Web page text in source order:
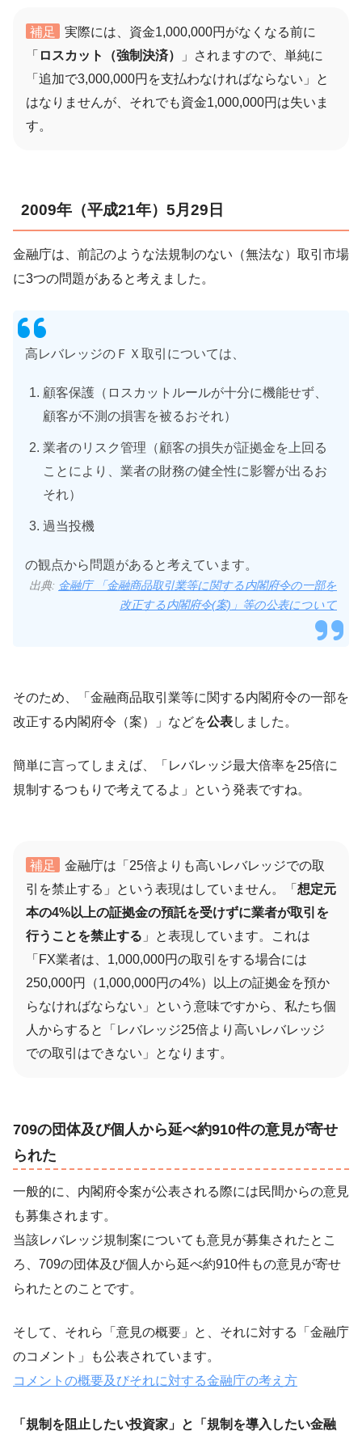
補足
実際には、資金1,000,000円がなくなる前に
「 ロスカット（強制決済）
」されますので、単純に
「追加で3,000,000円を支払わなければならない」と
はなりませんが、それでも資金1,000,000円は失いま
す。
2009年（平成21年）5月29日
金融庁は、前記のような法規制のない（無法な）取引市場
に3つの問題があると考えました。
高レバレッジのＦＸ取引については、
顧客保護（ロスカットルールが十分に機能せず、
顧客が不測の損害を被るおそれ）
業者のリスク管理（顧客の損失が証拠金を上回る
ことにより、業者の財務の健全性に影響が出るお
それ）
過当投機
の観点から問題があると考えています。
出典: 金融庁 「金融商品取引業等に関する内閣府令の一部を
改正する内閣府令(案)」等の公表について
そのため、「金融商品取引業等に関する内閣府令の一部を
改正する内閣府令（案）」などを公表しました。
簡単に言ってしまえば、「レバレッジ最大倍率を25倍に
規制するつもりで考えてるよ」という発表ですね。
補足
金融庁は「25倍よりも高いレバレッジでの取
引を禁止する」という表現はしていません。「 想定元
本の4%以上の証拠金の預託を受けずに業者が取引を
行うことを禁止する 」と表現しています。これは
「FX業者は、1,000,000円の取引をする場合には
250,000円（1,000,000円の4%）以上の証拠金を預か
らなければならない」という意味ですから、私たち個
人からすると「レバレッジ25倍より高いレバレッジ
での取引はできない」となります。
709の団体及び個人から延べ約910件の意見が寄せ
られた
一般的に、内閣府令案が公表される際には民間からの意見
も募集されます。
当該レバレッジ規制案についても意見が募集されたとこ
ろ、709の団体及び個人から延べ約910件もの意見が寄せ
られたとのことです。
そして、それら「意見の概要」と、それに対する「金融庁
のコメント」も公表されています。
コメントの概要及びそれに対する金融庁の考え方
「規制を阻止したい投資家」と「規制を導入したい金融